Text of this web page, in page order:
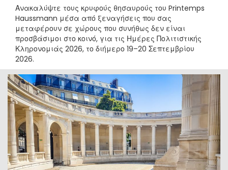
Ανακαλύψτε τους κρυφούς θησαυρούς του Printemps
Haussmann μέσα από ξεναγήσεις που σας
μεταφέρουν σε χώρους που συνήθως δεν είναι
προσβάσιμοι στο κοινό, για τις Ημέρες Πολιτιστικής
Κληρονομιάς 2026, το διήμερο 19–20 Σεπτεμβρίου
2026.